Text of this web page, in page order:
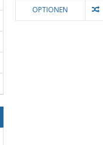
OPTIONEN